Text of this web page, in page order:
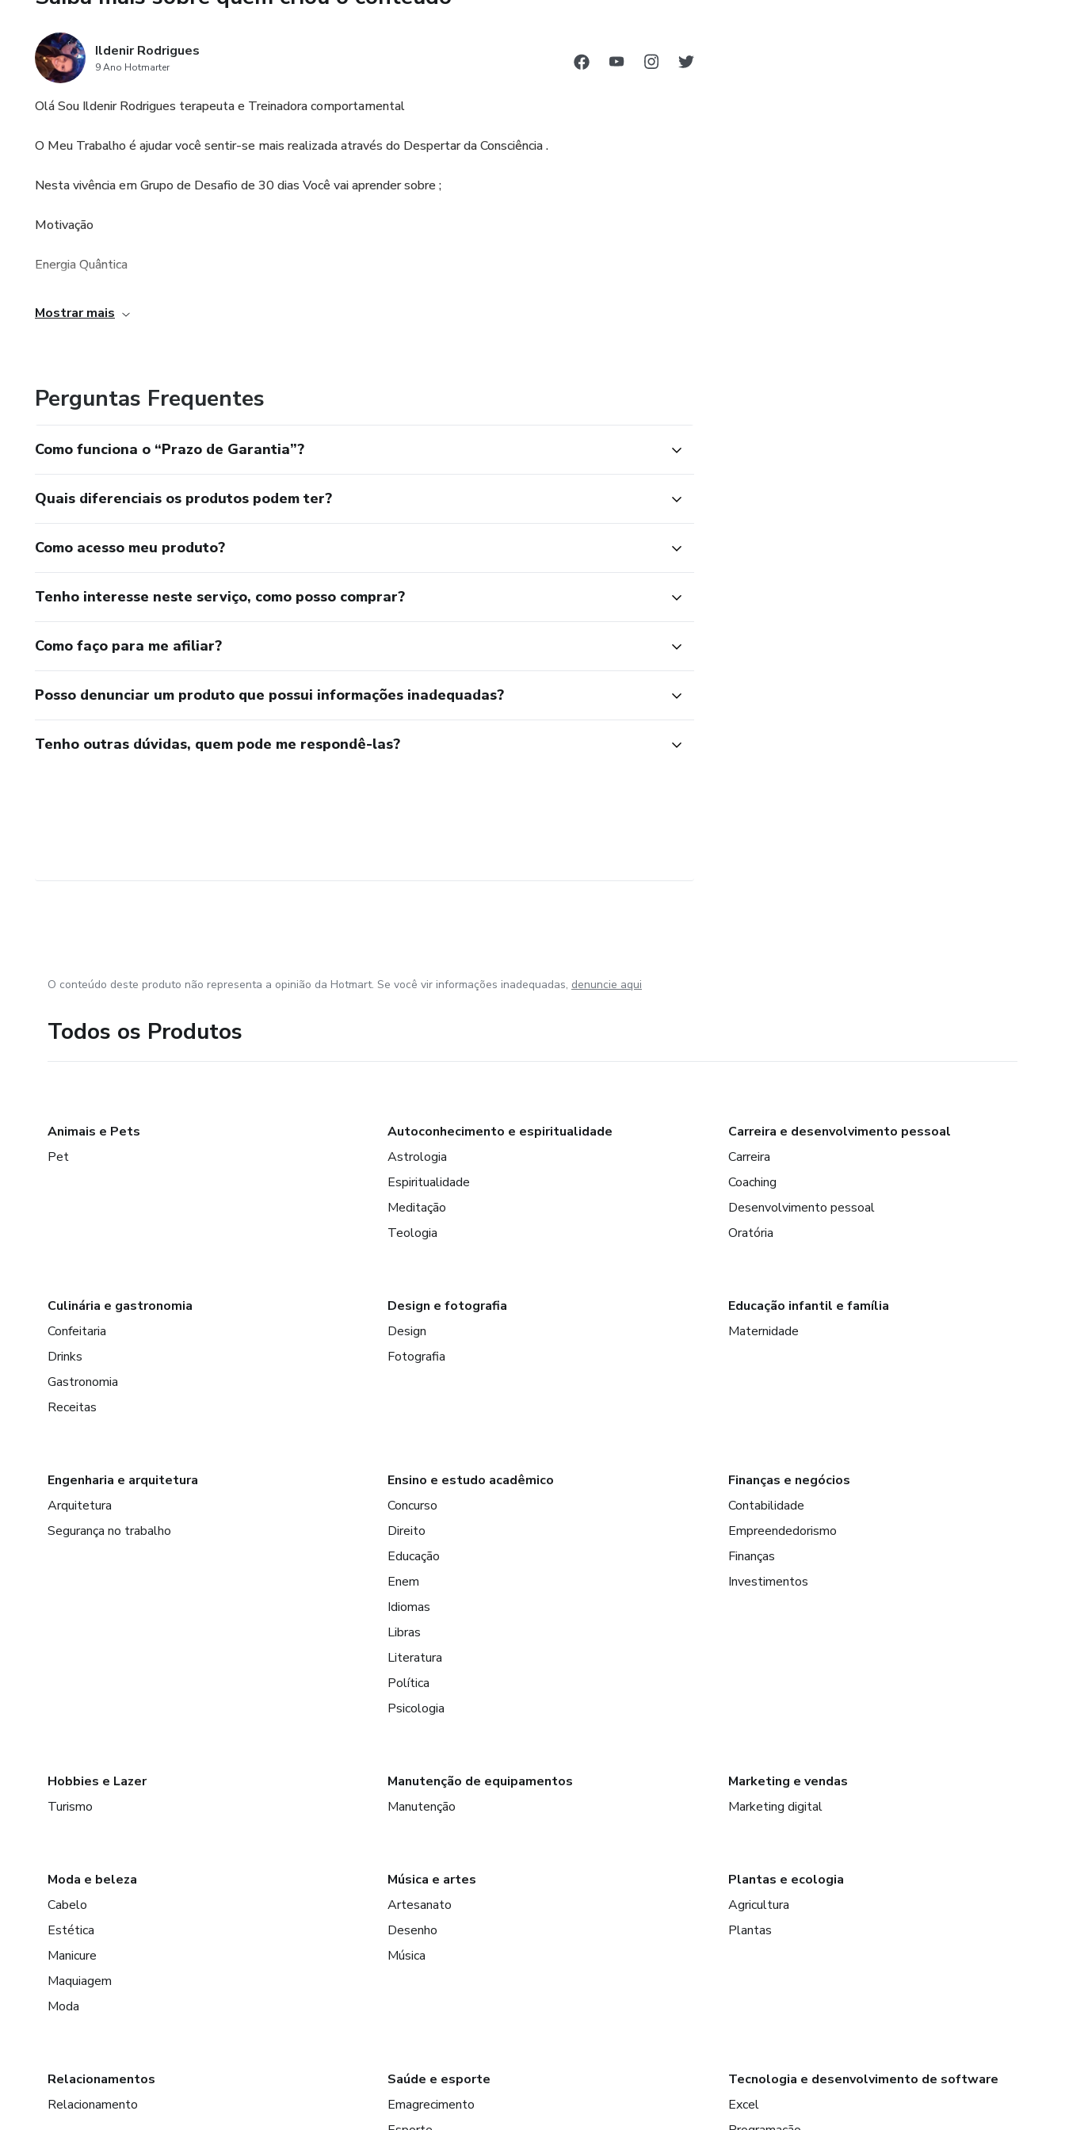
Ildenir Rodrigues
9 Ano Hotmarter
Olá Sou Ildenir Rodrigues terapeuta e Treinadora comportamental
O Meu Trabalho é ajudar você sentir-se mais realizada através do Despertar da Consciência .
Nesta vivência em Grupo de Desafio de 30 dias Você vai aprender sobre ;
Motivação
Energia Quântica
Inteligência Emocional
Autoconhecimento, Mantras e Meditação
Lei da atração / poder Extra Físico
Desenvolvimento Pessoal Quântico
Hiper Fluxo para Dinheiro
Mostrar mais
Perguntas Frequentes
Como funciona o “Prazo de Garantia”?
Quais diferenciais os produtos podem ter?
Como acesso meu produto?
Tenho interesse neste serviço, como posso comprar?
Como faço para me afiliar?
Posso denunciar um produto que possui informações inadequadas?
Tenho outras dúvidas, quem pode me respondê-las?
O conteúdo deste produto não representa a opinião da Hotmart. Se você vir informações inadequadas, denuncie aqui
Todos os Produtos
Animais e Pets
Pet
Autoconhecimento e espiritualidade
Astrologia
Espiritualidade
Meditação
Teologia
Carreira e desenvolvimento pessoal
Carreira
Coaching
Desenvolvimento pessoal
Oratória
Culinária e gastronomia
Confeitaria
Drinks
Gastronomia
Receitas
Design e fotografia
Design
Fotografia
Educação infantil e família
Maternidade
Engenharia e arquitetura
Arquitetura
Segurança no trabalho
Ensino e estudo acadêmico
Concurso
Direito
Educação
Enem
Idiomas
Libras
Literatura
Política
Psicologia
Finanças e negócios
Contabilidade
Empreendedorismo
Finanças
Investimentos
Hobbies e Lazer
Turismo
Manutenção de equipamentos
Manutenção
Marketing e vendas
Marketing digital
Moda e beleza
Cabelo
Estética
Manicure
Maquiagem
Moda
Música e artes
Artesanato
Desenho
Música
Plantas e ecologia
Agricultura
Plantas
Relacionamentos
Relacionamento
Saúde e esporte
Emagrecimento
Tecnologia e desenvolvimento de software
Excel